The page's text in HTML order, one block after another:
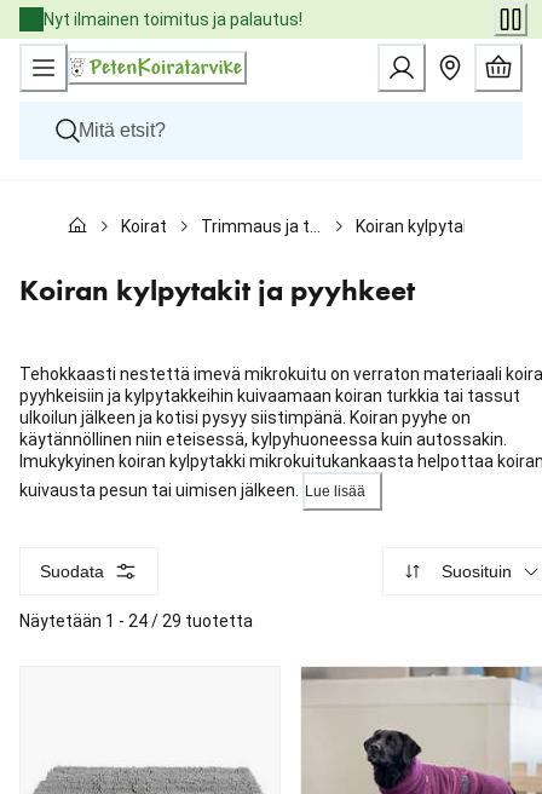
Skip
to
Content
Nyt ilmainen toimitus ja palautus!
Kissat
Eläinlääkäriruoat
Tuotemerkit
Palvelut
Koirat Koiran kylpytakit ja
Koiran kylpytakit ja pyyhkeet
Tehokkaasti nestettä imevä mikrokuitu on verraton materiaali
pyyhkeisiin ja kylpytakkeihin kuivaamaan koiran turkkia tai tassut
ulkoilun jälkeen ja kotisi pysyy siistimpänä. Koiran pyyhe on
käytännöllinen niin eteisessä, kylpyhuoneessa kuin autossakin.
Imukykyinen koiran kylpytakki mikrokuitukankaasta helpottaa
kuivausta pesun tai uimisen jälkeen.
Lue lisää
Suodata Suosituin
Näytetään 1 - 24 / 29 tuotetta